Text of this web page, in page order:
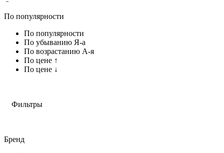
По популярности
По популярности
По убыванию Я-а
По возрастанию А-я
По цене ↑
По цене ↓
Фильтры
Бренд